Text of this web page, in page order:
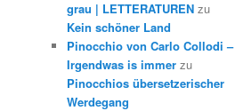
grau | LETTERATUREN zu
Kein schöner Land
Pinocchio von Carlo Collodi –
Irgendwas is immer zu
Pinocchios übersetzerischer
Werdegang